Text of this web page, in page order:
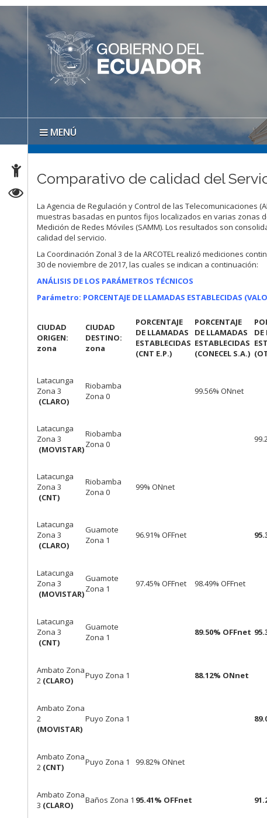
MENÚ
Comparativo de calidad del
La Agencia de Regulación y Control de las Telecomunicaciones
muestras basadas en puntos fijos localizados en varias zonas
Medición de Redes Móviles (SAMM). Los resultados son
calidad del servicio.
La Coordinación Zonal 3 de la ARCOTEL realizó mediciones
30 de noviembre de 2017, las cuales se indican a continuación:
ANÁLISIS DE LOS PARÁMETROS TÉCNICOS
Parámetro: PORCENTAJE DE LLAMADAS ESTABLECIDAS
CIUDAD
ORIGEN:
zona
CIUDAD
DESTINO:
zona
PORCENTAJE
DE LLAMADAS
ESTABLECIDAS
(CNT E.P.)
PORCENTAJE
DE LLAMADAS
ESTABLECIDAS
(CONECEL S.A.)
DE
Latacunga
Zona 3
(CLARO)
Riobamba
Zona 0
99.56% ONnet
Latacunga
Zona 3
(MOVISTAR)
Riobamba
Zona 0
Latacunga
Zona 3
(CNT)
Riobamba
Zona 0
99% ONnet
Latacunga
Zona 3
(CLARO)
Guamote
Zona 1
96.91% OFFnet
Latacunga
Zona 3
(MOVISTAR)
Guamote
Zona 1
97.45% OFFnet 98.49% OFFnet
Latacunga
Zona 3
(CNT)
Guamote
Zona 1
89.50% OFFnet
Ambato Zona
2 (CLARO) Puyo Zona 1 88.12% ONnet
Ambato Zona
2
(MOVISTAR)
Puyo Zona 1
Ambato Zona
2 (CNT) Puyo Zona 1 99.82% ONnet
Ambato Zona
3 (CLARO) Baños Zona 1 95.41% OFFnet